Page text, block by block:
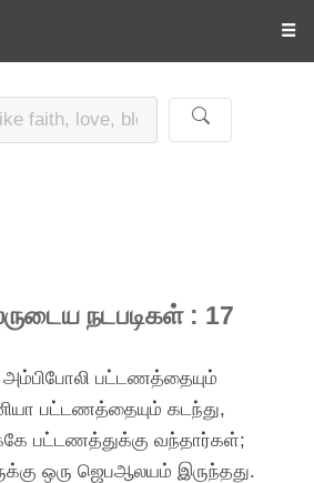
☰
நடபடிகள் : 17
பட்டணத்தையும்
பட்டணத்தையும் கடந்து,
பட்டணத்துக்கு வந்தார்கள்;
ஒரு ஜெபஆலயம் இருந்தது.